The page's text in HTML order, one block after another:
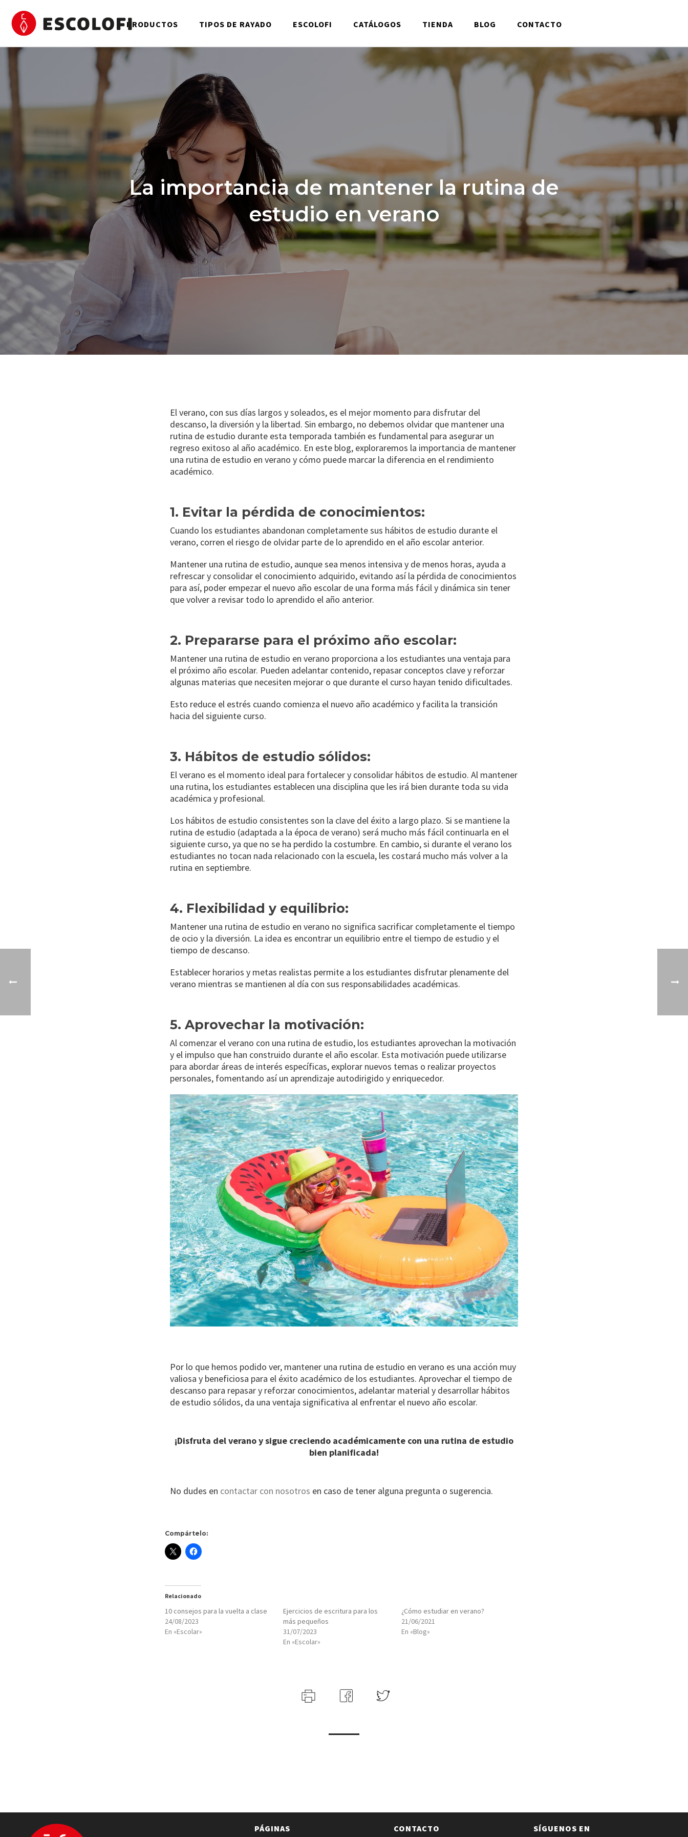
PRODUCTOS TIPOS DE RAYADO ESCOLOFI CATÁLOGOS TIENDA BLOG CONTACTO
La importancia de mantener la rutina de
estudio en verano
El verano, con sus días largos y soleados, es el mejor momento para disfrutar del
descanso, la diversión y la libertad. Sin embargo, no debemos olvidar que mantener una
rutina de estudio durante esta temporada también es fundamental para asegurar un
regreso exitoso al año académico. En este blog, exploraremos la importancia de mantener
una rutina de estudio en verano y cómo puede marcar la diferencia en el rendimiento
académico.
1. Evitar la pérdida de conocimientos:
Cuando los estudiantes abandonan completamente sus hábitos de estudio durante el
verano, corren el riesgo de olvidar parte de lo aprendido en el año escolar anterior.
Mantener una rutina de estudio, aunque sea menos intensiva y de menos horas, ayuda a
refrescar y consolidar el conocimiento adquirido, evitando así la pérdida de conocimientos
para así, poder empezar el nuevo año escolar de una forma más fácil y dinámica sin tener
que volver a revisar todo lo aprendido el año anterior.
2. Prepararse para el próximo año escolar:
Mantener una rutina de estudio en verano proporciona a los estudiantes una ventaja para
el próximo año escolar. Pueden adelantar contenido, repasar conceptos clave y reforzar
algunas materias que necesiten mejorar o que durante el curso hayan tenido dificultades.
Esto reduce el estrés cuando comienza el nuevo año académico y facilita la transición
hacia del siguiente curso.
3. Hábitos de estudio sólidos:
El verano es el momento ideal para fortalecer y consolidar hábitos de estudio. Al mantener
una rutina, los estudiantes establecen una disciplina que les irá bien durante toda su vida
académica y profesional.
Los hábitos de estudio consistentes son la clave del éxito a largo plazo. Si se mantiene la
rutina de estudio (adaptada a la época de verano) será mucho más fácil continuarla en el
siguiente curso, ya que no se ha perdido la costumbre. En cambio, si durante el verano los
estudiantes no tocan nada relacionado con la escuela, les costará mucho más volver a la
rutina en septiembre.
4. Flexibilidad y equilibrio:
Mantener una rutina de estudio en verano no significa sacrificar completamente el tiempo
de ocio y la diversión. La idea es encontrar un equilibrio entre el tiempo de estudio y el
tiempo de descanso.
Establecer horarios y metas realistas permite a los estudiantes disfrutar plenamente del
verano mientras se mantienen al día con sus responsabilidades académicas.
5. Aprovechar la motivación:
Al comenzar el verano con una rutina de estudio, los estudiantes aprovechan la motivación
y el impulso que han construido durante el año escolar. Esta motivación puede utilizarse
para abordar áreas de interés específicas, explorar nuevos temas o realizar proyectos
personales, fomentando así un aprendizaje autodirigido y enriquecedor.
Por lo que hemos podido ver, mantener una rutina de estudio en verano es una acción muy
valiosa y beneficiosa para el éxito académico de los estudiantes. Aprovechar el tiempo de
descanso para repasar y reforzar conocimientos, adelantar material y desarrollar hábitos
de estudio sólidos, da una ventaja significativa al enfrentar el nuevo año escolar.
¡Disfruta del verano y sigue creciendo académicamente con una rutina de estudio
bien planificada!
No dudes en contactar con nosotros en caso de tener alguna pregunta o sugerencia.
Compártelo:
Relacionado
10 consejos para la vuelta a clase
24/08/2023
En «Escolar»
Ejercicios de escritura para los
más pequeños
31/07/2023
En «Escolar»
¿Cómo estudiar en verano?
21/06/2021
En «Blog»
PÁGINAS CONTACTO SÍGUENOS EN